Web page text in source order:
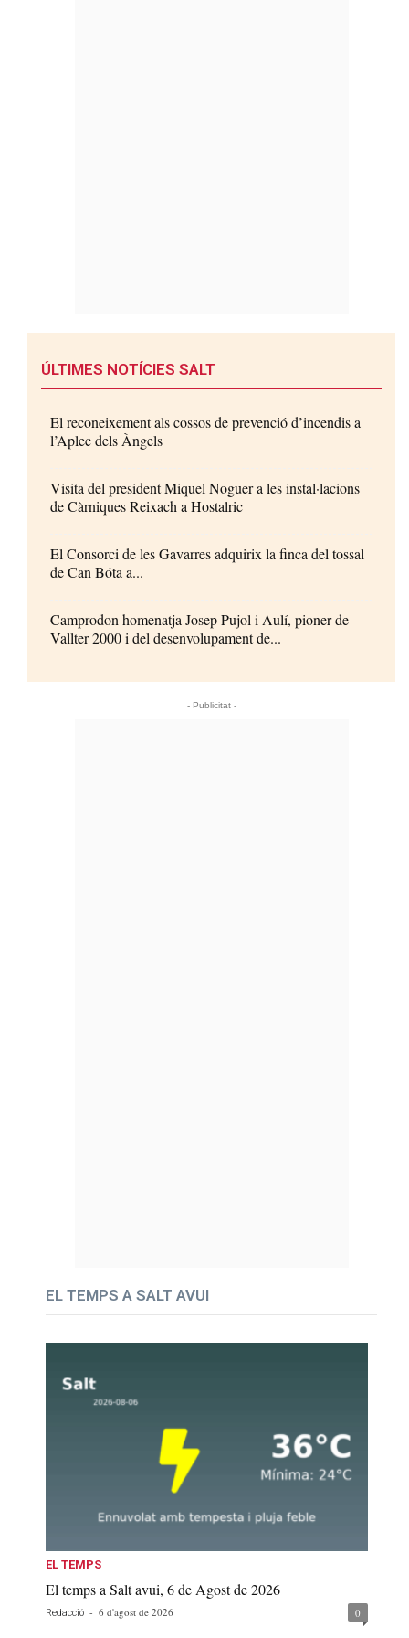
ÚLTIMES NOTÍCIES SALT
El reconeixement als cossos de prevenció d’incendis a
l’Aplec dels Àngels
Visita del president Miquel Noguer a les instal·lacions
de Càrniques Reixach a Hostalric
El Consorci de les Gavarres adquirix la finca del tossal
de Can Bóta a...
Camprodon homenatja Josep Pujol i Aulí, pioner de
Vallter 2000 i del desenvolupament de...
- Publicitat -
EL TEMPS A SALT AVUI
EL TEMPS
El temps a Salt avui, 6 de Agost de 2026
Redacció - 6 d'agost de 2026 0